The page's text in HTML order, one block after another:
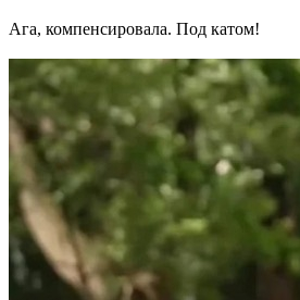
Ага, компенсировала. Под катом!